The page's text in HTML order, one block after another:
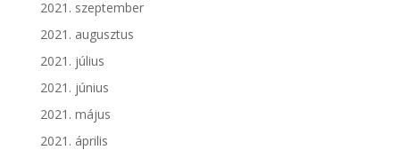
2021. szeptember
2021. augusztus
2021. július
2021. június
2021. május
2021. április